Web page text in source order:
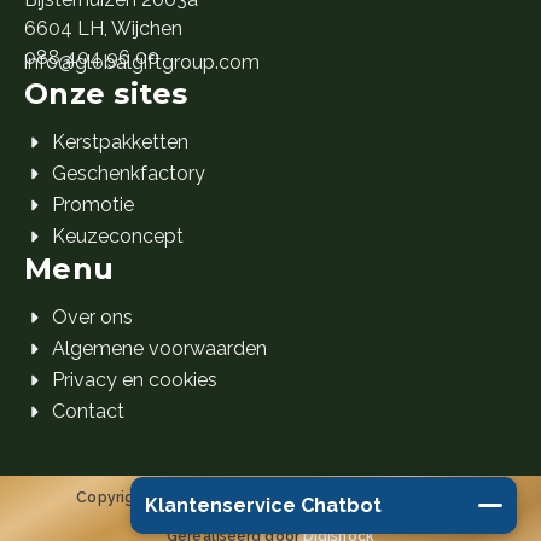
6604 LH, Wijchen
088 404 96 00
info@globalgiftgroup.com
Onze sites
Kerstpakketten
Geschenkfactory
Promotie
Keuzeconcept
Menu
Over ons
Algemene voorwaarden
Privacy en cookies
Contact
Copyright 2026 Global Gift Group B.V. © Alle rechten
voorbehouden.
Gerealiseerd doorDigishock
Klantenservice Chatbot